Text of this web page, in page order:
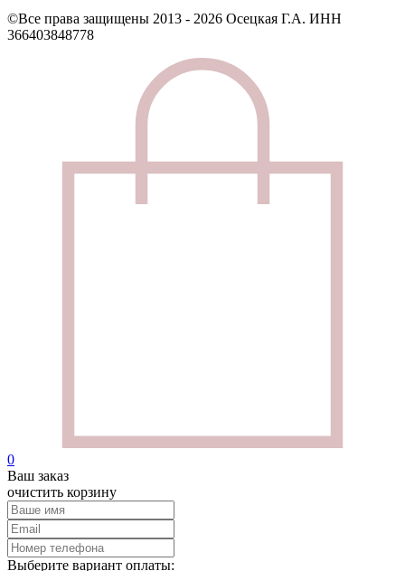
©Все права защищены 2013 - 2026 Осецкая Г.А. ИНН
366403848778
0
Ваш заказ
очистить корзину
Выберите вариант оплаты: